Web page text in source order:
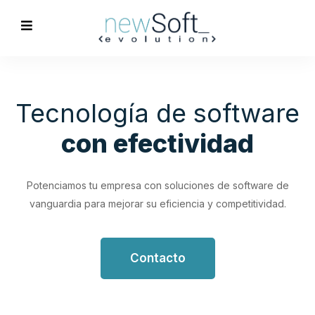
Optimización de
Procesos
trabajo.